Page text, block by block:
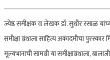
ज्येष्ठ समीक्षक व लेखक डॉ. सुधीर रसाळ
समीक्षा ग्रंथाला साहित्य अकादमीचा पुरस्कार
मूल्यभानाची सामग्री या समीक्षाग्रंथाला,